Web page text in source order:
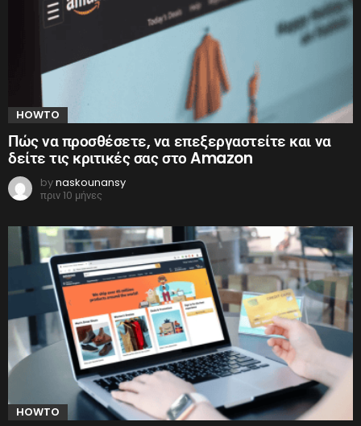
HOWTO
Πώς να προσθέσετε, να επεξεργαστείτε και να
δείτε τις κριτικές σας στο Amazon
bynaskounansy
πριν 10 μήνες
HOWTO